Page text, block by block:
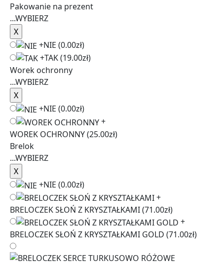
Pakowanie na prezent
...WYBIERZ
+NIE (0.00zł)
+TAK(19.00zł)
Worek ochronny
...WYBIERZ
+NIE (0.00zł)
+
WOREK OCHRONNY(25.00zł)
Brelok
...WYBIERZ
+NIE (0.00zł)
+
BRELOCZEK SŁOŃ Z KRYSZTAŁKAMI(71.00zł)
+
BRELOCZEK SŁOŃ Z KRYSZTAŁKAMI GOLD (71.00zł)